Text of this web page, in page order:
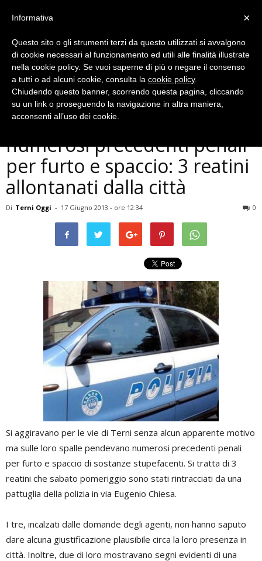
Cronaca
Terni, drogati e con
numerosi precedenti penali
per furto e spaccio: 3 reatini
allontanati dalla città
Di Terni Oggi - 17 Giugno 2013 - ore 12:34 0
Si aggiravano per le vie di Terni senza alcun apparente motivo
ma sulle loro spalle pendevano numerosi precedenti penali
per furto e spaccio di sostanze stupefacenti. Si tratta di 3
reatini che sabato pomeriggio sono stati rintracciati da una
pattuglia della polizia in via Eugenio Chiesa.
I tre, incalzati dalle domande degli agenti, non hanno saputo
dare alcuna giustificazione plausibile circa la loro presenza in
città. Inoltre, due di loro mostravano segni evidenti di una
×
Informativa
Questo sito o gli strumenti terzi da questo utilizzati si avvalgono
di cookie necessari al funzionamento ed utili alle finalità illustrate
nella cookie policy. Se vuoi saperne di più o negare il consenso
a tutti o ad alcuni cookie, consulta la cookie policy.
Chiudendo questo banner, scorrendo questa pagina, cliccando
su un link o proseguendo la navigazione in altra maniera,
acconsenti all’uso dei cookie.